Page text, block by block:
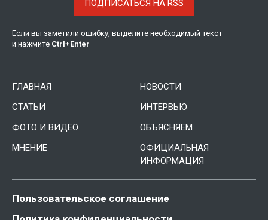
ПОДПИСАТЬСЯ НА RSS
Если вы заметили ошибку, выделите необходимый текст
и нажмите Ctrl +Enter
ГЛАВНАЯ
НОВОСТИ
СТАТЬИ
ИНТЕРВЬЮ
ФОТО И ВИДЕО
ОБЪЯСНЯЕМ
МНЕНИЕ
ОФИЦИАЛЬНАЯ
ИНФОРМАЦИЯ
Пользовательское соглашение